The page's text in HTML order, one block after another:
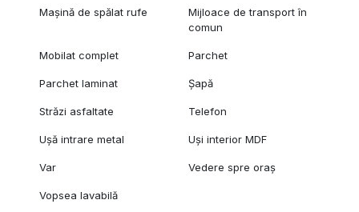
Mașină de spălat rufe
Mijloace de transport în
comun
Mobilat complet Parchet
Parchet laminat Șapă
Străzi asfaltate Telefon
Ușă intrare metal Uși interior MDF
Var Vedere spre oraș
Vopsea lavabilă